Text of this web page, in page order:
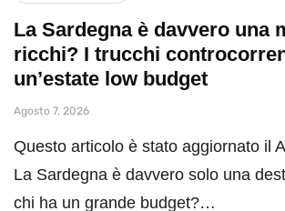
La Sardegna è davvero una
ricchi? I trucchi
un’estate low budget
Agosto 7, 2026
Questo articolo è stato aggiornato il
La Sardegna è davvero solo una
chi ha un grande budget?…